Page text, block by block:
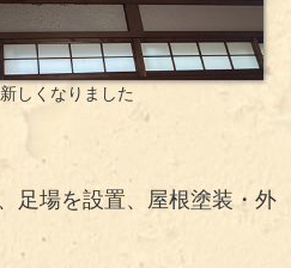
しくなりました
足場を設置、屋根塗装・外